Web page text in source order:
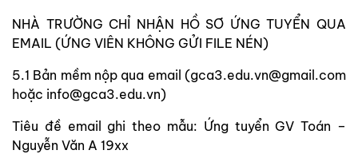
NHÀ TRƯỜNG CHỈ NHẬN HỒ SƠ ỨNG TUYỂN QUA
EMAIL (ỨNG VIÊN KHÔNG GỬI FILE NÉN)
5.1 Bản mềm nộp qua email (gca3.edu.vn@gmail.com
hoặc info@gca3.edu.vn)
Tiêu đề email ghi theo mẫu: Ứng tuyển GV Toán –
Nguyễn Văn A 19xx